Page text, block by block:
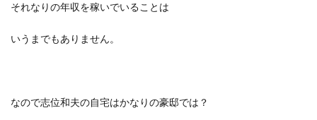
それなりの年収を稼いでいることは
いうまでもありません。
なので志位和夫の自宅はかなりの豪邸では？